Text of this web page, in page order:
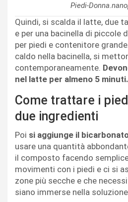
Piedi-
Quindi, si scalda il latte, due
e per una bacinella di piccole
per piedi e contenitore
caldo nella bacinella, si
contemporaneamente.
nel latte per almeno 5 minuti.
Come trattare i
due ingredienti
Poi si aggiunge il
usare una quantità
il composto facendo
movimenti con i piedi e ci si
zone più secche e che
siano immerse nella